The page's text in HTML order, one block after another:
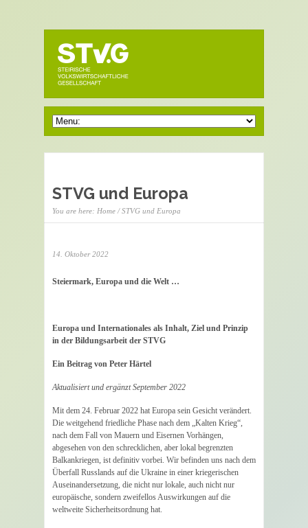
STVG und Europa
You are here: Home / STVG und Europa
14. Oktober 2022
Steiermark, Europa und die Welt …
Europa und Internationales als Inhalt, Ziel und Prinzip
in der Bildungsarbeit der STVG
Ein Beitrag von Peter Härtel
Aktualisiert und ergänzt September 2022
Mit dem 24. Februar 2022 hat Europa sein Gesicht verändert.
Die weitgehend friedliche Phase nach dem „Kalten Krieg“,
nach dem Fall von Mauern und Eisernen Vorhängen,
abgesehen von den schrecklichen, aber lokal begrenzten
Balkankriegen, ist definitiv vorbei. Wir befinden uns nach dem
Überfall Russlands auf die Ukraine in einer kriegerischen
Auseinandersetzung, die nicht nur lokale, auch nicht nur
europäische, sondern zweifellos Auswirkungen auf die
weltweite Sicherheitsordnung hat.